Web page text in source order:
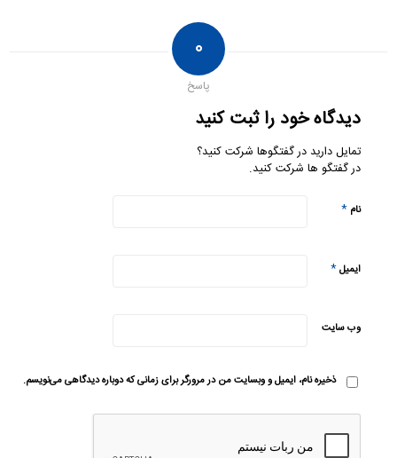
۰
پاسخ
دیدگاه خود را ثبت کنید
تمایل دارید در گفتگوها شرکت کنید؟
در گفتگو ها شرکت کنید.
نام*
ایمیل*
وب‌ سایت
ذخیره نام، ایمیل و وبسایت من در مرورگر برای زمانی که دوباره دیدگاهی می‌نویسم.